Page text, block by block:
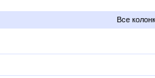
Все